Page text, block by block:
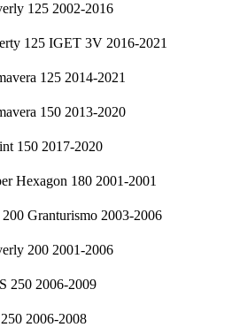
125 2002-2016
125 IGET 3V 2016-2021
125 2014-2021
150 2013-2020
150 2017-2020
Hexagon 180 2001-2001
Granturismo 2003-2006
200 2001-2006
250 2006-2009
2006-2008